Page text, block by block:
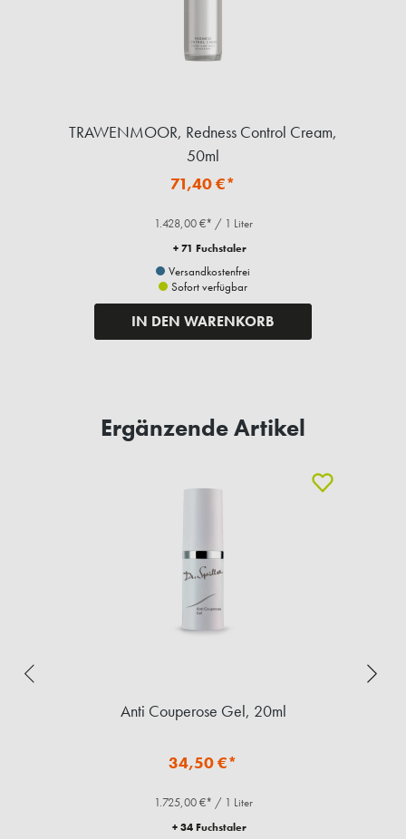
TRAWENMOOR, Redness Control Cream,
50ml
71,40 €*
1.428,00 €* / 1 Liter
+ 71 Fuchstaler
Versandkostenfrei
Sofort verfügbar
IN DEN WARENKORB
Ergänzende Artikel
Anti Couperose Gel, 20ml
34,50 €*
1.725,00 €* / 1 Liter
+ 34 Fuchstaler